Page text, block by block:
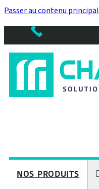
Passer au contenu principal
NOS PRODUITS